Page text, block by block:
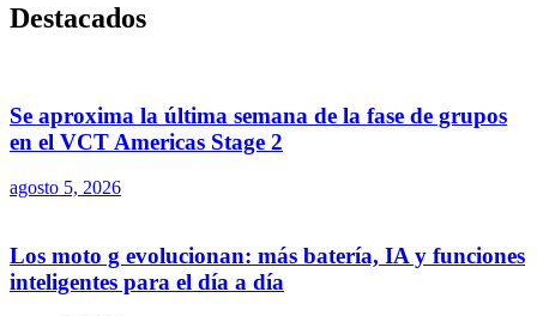
Destacados
Se aproxima la última semana de la fase de grupos
en el VCT Americas Stage 2
agosto 5, 2026
Los moto g evolucionan: más batería, IA y funciones
inteligentes para el día a día